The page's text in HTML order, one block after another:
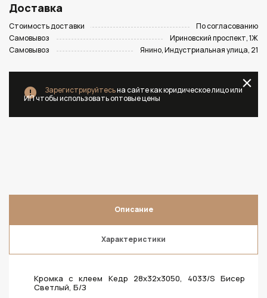
Доставка
Стоимость доставки
По согласованию
Самовывоз
Ириновский проспект, 1Ж
Самовывоз
Янино, Индустриальная улица, 21
Зарегистрируйтесьна сайте как юридическое лицо или
ИП чтобы использовать оптовые цены
Описание
Характеристики
Кромка с клеем Кедр 28х32х3050, 4033/S Бисер
Светлый, Б/З